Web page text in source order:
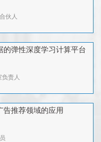
伙人
弹性深度学习计算平台
责人
告推荐领域的应用